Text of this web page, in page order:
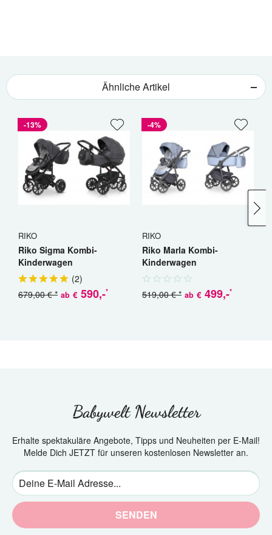
Ähnliche Artikel
-13%
RIKO
Riko Sigma Kombi-
Kinderwagen
(2)
ab € 590,-*
679,00 € *
-4%
RIKO
Riko Marla Kombi-
Kinderwagen
ab € 499,-*
519,00 € *
Babywelt Newsletter
Erhalte spektakuläre Angebote, Tipps und Neuheiten per E-Mail!
Melde Dich JETZT für unseren kostenlosen Newsletter an.
SENDEN